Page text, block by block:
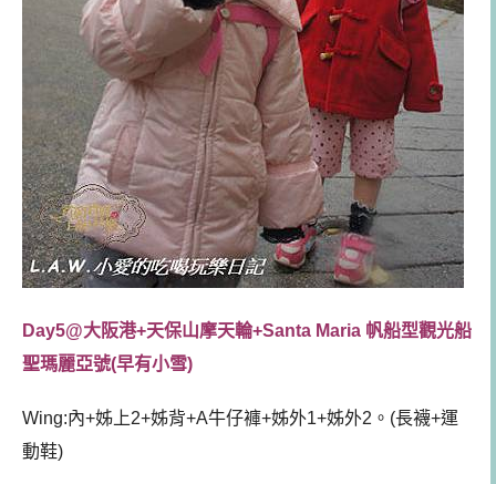
Day5@大阪港+天保山摩天輪+Santa Maria 帆船型觀光船
聖瑪麗亞號(早有小雪)
Wing:內+姊上2+姊背+A牛仔褲+姊外1+姊外2。(長襪+運
動鞋)